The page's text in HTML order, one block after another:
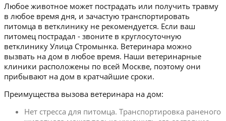
Любое животное может пострадать или получить травму
в любое время дня, и зачастую транспортировать
питомца в ветклинику не рекомендуется. Если ваш
питомец пострадал - звоните в круглосуточную
ветклинику Улица Стромынка. Ветеринара можно
вызвать на дом в любое время. Наши ветеринарные
клиники расположены по всей Москве, поэтому они
прибывают на дом в кратчайшие сроки.
Преимущества вызова ветеринара на дом:
Нет стресса для питомца. Транспортировка раненого